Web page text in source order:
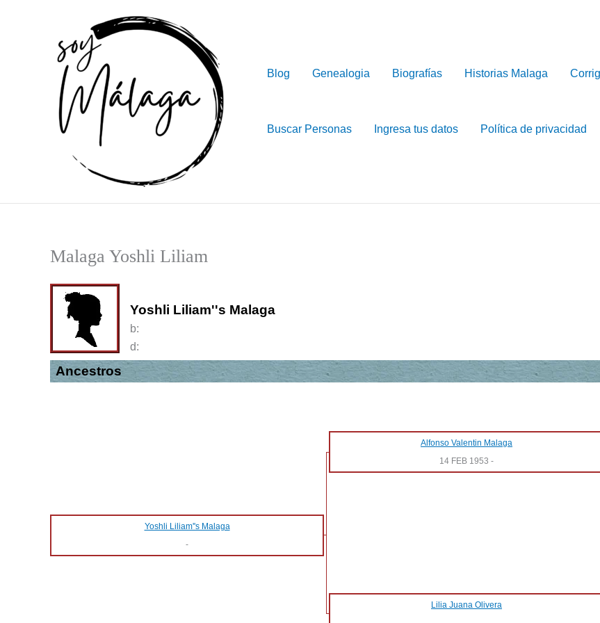
Blog Genealogia Biografías Historias Malaga
Buscar Personas Ingresa tus datos Política de privacidad
Malaga Yoshli Liliam
Yoshli Liliam''s Malaga
b:
d:
Ancestros
Alfonso Valentin Malaga
14 FEB 1953 -
Yoshli Liliam''s Malaga
-
Lilia Juana Olivera